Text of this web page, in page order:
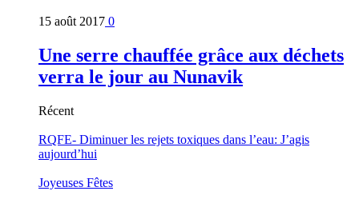
15 août 2017 0
Une serre chauffée grâce aux déchets
verra le jour au Nunavik
Récent
RQFE- Diminuer les rejets toxiques dans l’eau: J’agis
aujourd’hui
Joyeuses Fêtes